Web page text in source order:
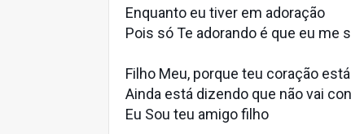
Enquanto eu tiver em adoração
Pois só Te adorando é que eu me
Filho Meu, porque teu coração
Ainda está dizendo que não vai
Eu Sou teu amigo filho